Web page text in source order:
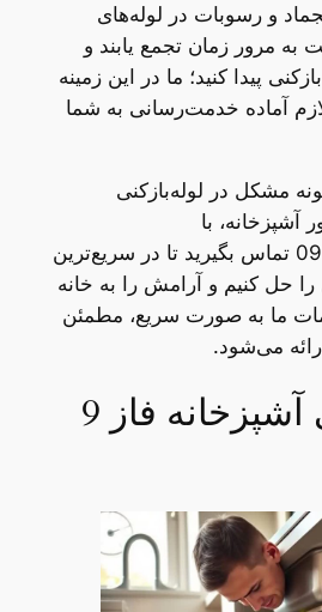
و رسوبات در لوله‌های
مرور زمان تجمع یابند و
پیدا کنید؛ ما در این زمینه
آماده خدمت‌رسانی به شما
مشکل در لوله‌بازکنی
آشپزخانه، با
شماره09192103588 تماس بگیرید تا در سریع‌ترین
حل کنیم و آرامش را به خانه
ما به صورت سریع، مطمئن
می‌شود.
لوله بازکنی آشپزخانه فاز 9